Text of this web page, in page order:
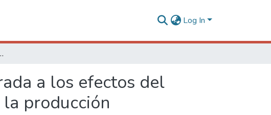
Log In
la producción agropecuaria en el departamento de Bolívar
a los efectos del
producción